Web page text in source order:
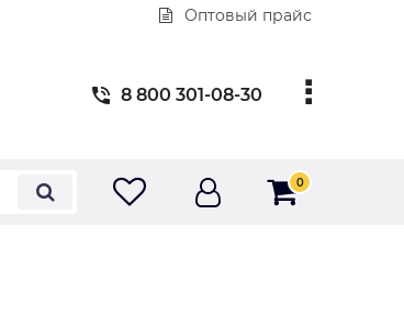
Оптовый прайс
8 800 301-08-30
0